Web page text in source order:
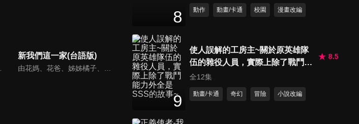
的漫畫與動畫作品。
新我們這一家(台語版)
由花媽、花爸、姊姊橘子、弟弟柚子組成，是日本一部以小家庭成員為中心，表現出日常生活中所發生大小事為題材的漫畫與動畫作品。
比賽哦/中學生來了哦
第666集 熱血,體能訓練公園
哦/B級美食之塔哦
27分鐘
第667集 夢中的咖哩大會哦/恐
8 動作 動畫/卡通 校園 漫畫改編
9
使人誤解的工房主~關於原英雄隊
伍的雜役人員，實際上除了戰鬥能
力外全是SSS的故事~
8.5
全12集
動畫/卡通 奇幻 冒險 小說改編